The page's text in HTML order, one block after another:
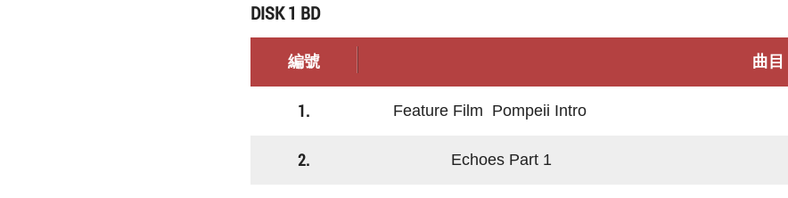
DISK 1 BD
編號 曲目
1. Feature Film Pompeii Intro
2. Echoes Part 1